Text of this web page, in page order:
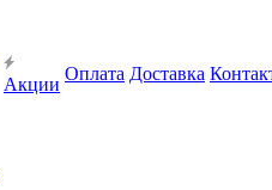
Акции
Оплата Доставка